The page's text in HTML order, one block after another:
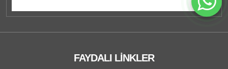
FAYDALI LINKLER